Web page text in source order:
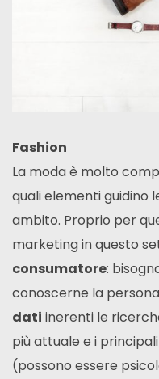
Fashion
La moda è molto
quali elementi guidino
ambito. Proprio per
marketing in questo
consumatore:
conoscerne la
dati inerenti le
più attuale e i
(possono essere